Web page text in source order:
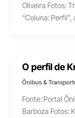
Oliveira Fotos:
“Coluna:
O perfil de
Ônibus &
Fonte: Portal
Barboza Fotos: